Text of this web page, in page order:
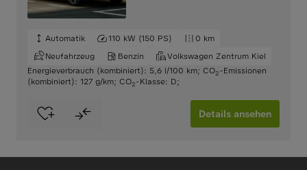
Automatik 110 kW (150 PS)
0 km
Neufahrzeug
Benzin
Volkswagen Zentrum Kiel
Energieverbrauch (kombiniert): 5,6 l/100 km; CO2-Emissionen
(kombiniert): 127 g/km; CO2-Klasse: D;
Details ansehen